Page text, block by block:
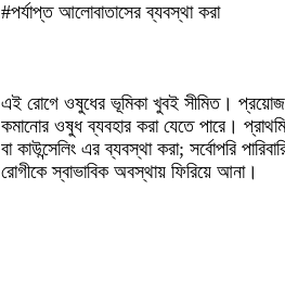
#পর্যাপ্ত আলোবাতাসের ব্যবস্থা করা
এই রোগে ওষুধের ভূমিকা খুবই সীমিত।
কমানোর ওষুধ ব্যবহার করা যেতে পারে।
বা কাউন্সেলিং এর ব্যবস্থা করা; সর্বোপরি
রোগীকে স্বাভাবিক অবস্থায় ফিরিয়ে আনা।